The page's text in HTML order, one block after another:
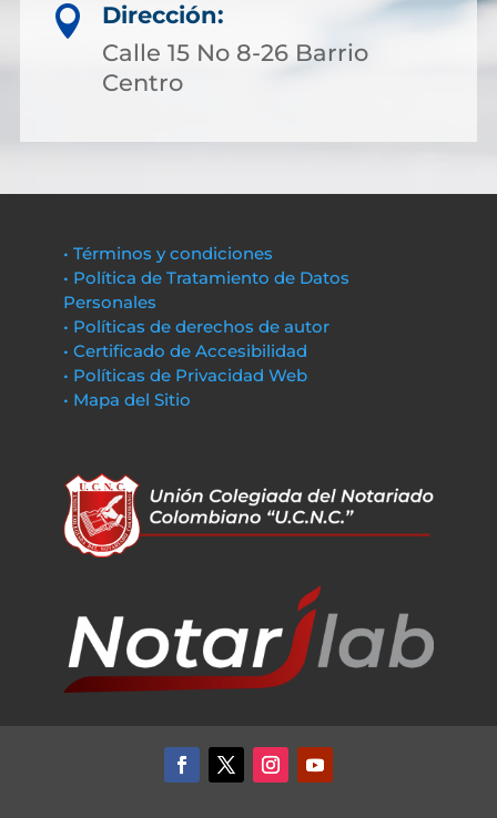

Dirección:
Calle 15 No 8-26 Barrio
Centro
• Términos y condiciones
• Política de Tratamiento de Datos
Personales
• Políticas de derechos de autor
• Certificado de Accesibilidad
• Políticas de Privacidad Web
• Mapa del Sitio